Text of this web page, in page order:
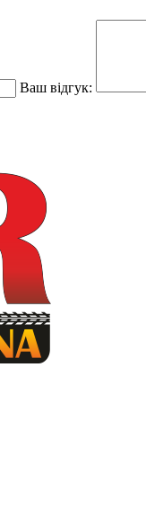
Ваш відгук: